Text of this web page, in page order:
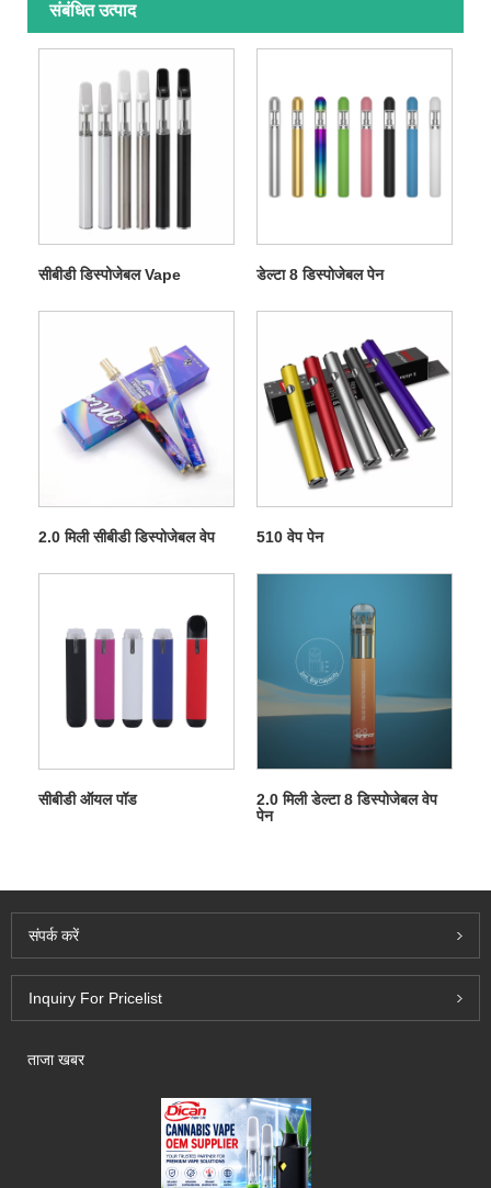
संबंधित उत्पाद
सीबीडी डिस्पोजेबल Vape डेल्टा 8 डिस्पोजेबल पेन
2.0 मिली सीबीडी डिस्पोजेबल वेप 510 वेप पेन
सीबीडी ऑयल पॉड
2.0 मिली डेल्टा 8 डिस्पोजेबल वेप
पेन
संपर्क करें
Inquiry For Pricelist
ताजा खबर